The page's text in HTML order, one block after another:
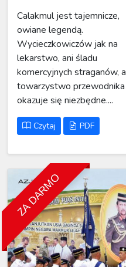
Calakmul jest tajemnicze,
owiane legendą.
Wycieczkowiczów jak na
lekarstwo, ani śladu
komercyjnych straganów, a
towarzystwo przewodnika
okazuje się niezbędne....
Czytaj PDF
ZA DARMO